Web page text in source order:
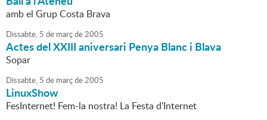
amb el Grup Costa Brava
Dissabte, 5 de marçde2005
Actes del XXIII aniversari Penya Blanc i Blava
Sopar
Dissabte, 5 de marçde2005
LinuxShow
FesInternet! Fem-la nostra! La Festa d'Internet